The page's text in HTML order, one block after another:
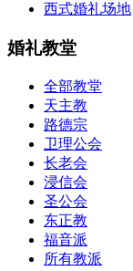
西式婚礼场地
婚礼教堂
全部教堂
天主教
路德宗
卫理公会
长老会
浸信会
圣公会
东正教
福音派
所有教派